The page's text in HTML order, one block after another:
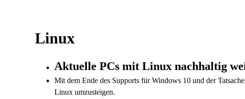
Linux
Aktuelle PCs mit Linux nachhaltig
Mit dem Ende des Supports für Windows 10 und der
Linux umzusteigen.